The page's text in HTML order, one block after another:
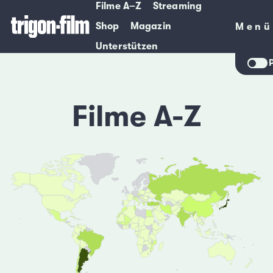
Filme A–Z
Streaming
Shop
Magazin
Unterstützen
Menü
Menü
Filme A-Z